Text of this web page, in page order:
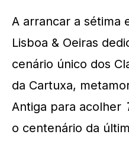
A arrancar a sétima
Lisboa & Oeiras
cenário único dos
da Cartuxa,
Antiga para acolher
o centenário da